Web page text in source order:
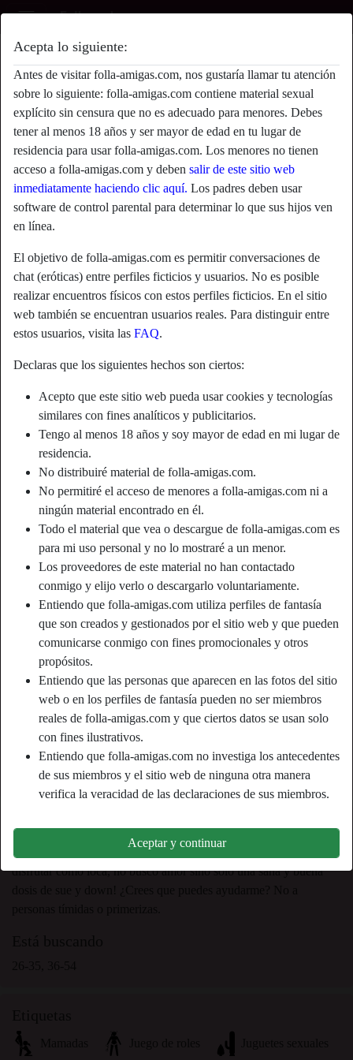
Acepta lo siguiente:
Antes de visitar folla-amigas.com, nos gustaría llamar tu atención
sobre lo siguiente: folla-amigas.com contiene material sexual
explícito sin censura que no es adecuado para menores. Debes
tener al menos 18 años y ser mayor de edad en tu lugar de
residencia para usar folla-amigas.com. Los menores no tienen
acceso a folla-amigas.com y deben salir de este sitio web
inmediatamente haciendo clic aquí. Los padres deben usar
software de control parental para determinar lo que sus hijos ven
en línea.
El objetivo de folla-amigas.com es permitir conversaciones de
chat (eróticas) entre perfiles ficticios y usuarios. No es posible
realizar encuentros físicos con estos perfiles ficticios. En el sitio
web también se encuentran usuarios reales. Para distinguir entre
estos usuarios, visita las FAQ.
Declaras que los siguientes hechos son ciertos:
Acepto que este sitio web pueda usar cookies y tecnologías
similares con fines analíticos y publicitarios.
Tengo al menos 18 años y soy mayor de edad en mi lugar de
residencia.
No distribuiré material de folla-amigas.com.
No permitiré el acceso de menores a folla-amigas.com ni a
ningún material encontrado en él.
Todo el material que vea o descargue de folla-amigas.com es
para mi uso personal y no lo mostraré a un menor.
Los proveedores de este material no han contactado
conmigo y elijo verlo o descargarlo voluntariamente.
Entiendo que folla-amigas.com utiliza perfiles de fantasía
que son creados y gestionados por el sitio web y que pueden
comunicarse conmigo con fines promocionales y otros
propósitos.
Entiendo que las personas que aparecen en las fotos del sitio
web o en los perfiles de fantasía pueden no ser miembros
reales de folla-amigas.com y que ciertos datos se usan solo
con fines ilustrativos.
Entiendo que folla-amigas.com no investiga los antecedentes
de sus miembros y el sitio web de ninguna otra manera
verifica la veracidad de las declaraciones de sus miembros.
Aceptar y continuar
hankypankywithNancy's perfil
radio_button_checked
star Agregar
Apodo:
HankypankywithNancy
Edad:
38
País:
España
Provincia:
Alicante
Género:
Sexualidad:
Hetero
Relación:
Soltero
Color de ojos:
Afeitado:
Sí
Fumador:
Sí
person_pinDescripción
Quiero follar sin parar. Busco una persona que pueda hacerme
disfrutar como loca, no busco amor sino solo una sana y buena